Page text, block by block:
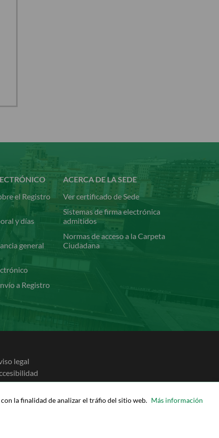
la finalidad de analizar el tráfio del sitio web. Más información
el Registro
y días
general
a Registro
ACERCA DE LA SEDE
Ver certificado de Sede
Sistemas de firma electrónica
admitidos
Normas de acceso a la Carpeta
Ciudadana
legal
de cookies
de privacidad